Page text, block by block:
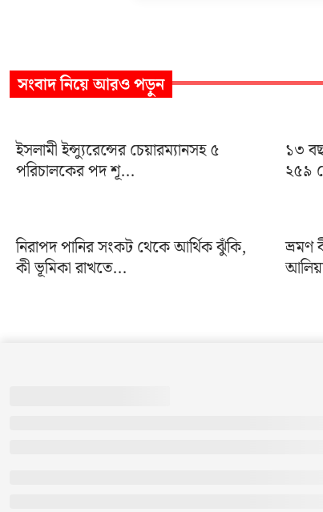
সংবাদনিয়ে আরও পড়ুন
ইসলামী ইন্স্যুরেন্সের চেয়ারম্যানসহ ৫
পরিচালকের পদ শূ...
১৩
২৫৯
নিরাপদ পানির সংকট থেকে আর্থিক ঝুঁকি,
কী ভূমিকা রাখতে...
ভ্রমণ